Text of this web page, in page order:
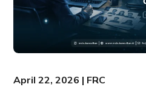
April 22, 2026 | FRC